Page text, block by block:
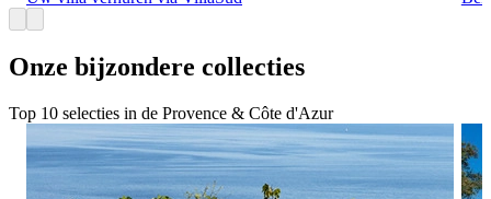
Onze bijzondere collecties
Top 10 selecties in de Provence & Côte d'Azur